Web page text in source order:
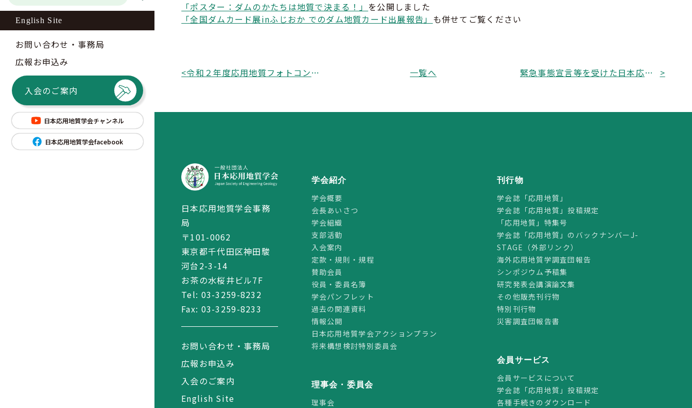
English Site
お問い合わせ・事務局
広報お申込み
入会のご案内
日本応用地質学会チャンネル
日本応用地質学会facebook
「ポスター：ダムのかたちは地質で決まる！」 を公開しました
「全国ダムカード展inふじおか でのダム地質カード出展報告」 も併せてご覧ください
< 令和２年度応用地質フォトコンテスト 受賞作品をホームページに公開しました 一覧へ 緊急事態宣言等を受けた日本応用地質学会の対応について >
日本応用地質学会事務
局
〒101-0062
東京都千代田区神田駿
河台2-3-14
お茶の水桜井ビル7F
Tel: 03-3259-8232
Fax: 03-3259-8233
お問い合わせ・事務局
広報お申込み
入会のご案内
English Site
学会紹介
学会概要
会長あいさつ
学会組織
支部活動
入会案内
定款・規則・規程
賛助会員
役員・委員名簿
学会パンフレット
過去の関連資料
情報公開
日本応用地質学会アクションプラン
将来構想検討特別委員会
理事会・委員会
理事会
刊行物
学会誌「応用地質」
学会誌「応用地質」投稿規定
「応用地質」特集号
学会誌「応用地質」のバックナンバーJ-
STAGE（外部リンク）
海外応用地質学調査団報告
シンポジウム予稿集
研究発表会講演論文集
その他販売刊行物
特別刊行物
災害調査団報告書
会員サービス
会員サービスについて
学会誌「応用地質」投稿規定
各種手続きのダウンロード